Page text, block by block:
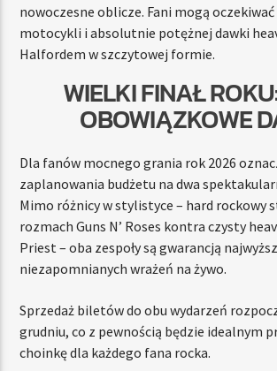
nowoczesne oblicze. Fani mogą
motocykli i absolutnie potężnej dawki
Halfordem w szczytowej formie.
WIELKI FINAŁ
OBOWIĄZKOWE
Dla fanów mocnego grania rok 2026
zaplanowania budżetu na dwa
Mimo różnicy w stylistyce – hard rockowy
rozmach Guns N’ Roses kontra czysty
Priest – oba zespoły są gwarancją
niezapomnianych wrażeń na żywo.
Sprzedaż biletów do obu wydarzeń
grudniu, co z pewnością będzie idealnym
choinkę dla każdego fana rocka.